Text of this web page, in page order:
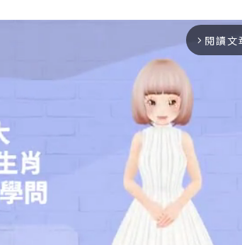
arrow_forward_ios 閱讀文